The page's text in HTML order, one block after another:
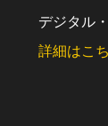
デジタル
詳細はこ